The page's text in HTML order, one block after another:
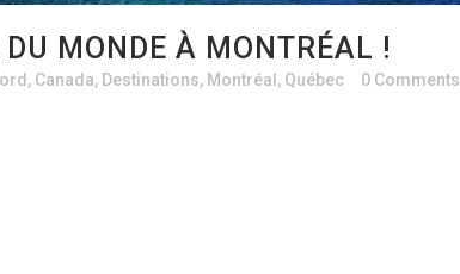
DU MONDE À MONTRÉAL !
, Canada, Destinations, Montréal , Québec 0 Comments